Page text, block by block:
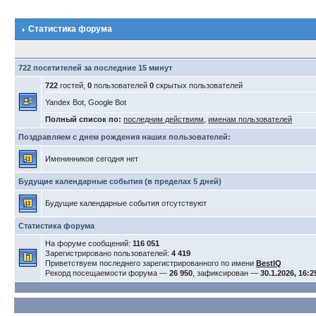
Статистика форума
722 посетителей за последние 15 минут
722 гостей,0 пользователей0 скрытых пользователей
Yandex Bot, Google Bot
Полный список по: последним действиям ,именам пользователей
Поздравляем с днем рождения наших пользователей:
Именинников сегодня нет
Будущие календарные события (в пределах 5 дней)
Будущие календарные события отсутствуют
Статистика форума
На форуме сообщений:116 051
Зарегистрировано пользователей:4 419
Приветствуем последнего зарегистрированного по имениBestIQ
Рекорд посещаемости форума —26 950 , зафиксирован —30.1.2026,